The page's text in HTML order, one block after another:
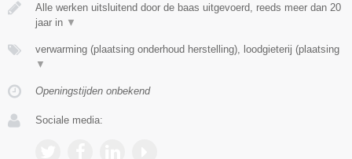
Alle werken uitsluitend door de baas uitgevoerd, reeds meer dan 20
jaar in ▼
verwarming (plaatsing onderhoud herstelling), loodgieterij (plaatsing
▼
Openingstijden onbekend
Sociale media: